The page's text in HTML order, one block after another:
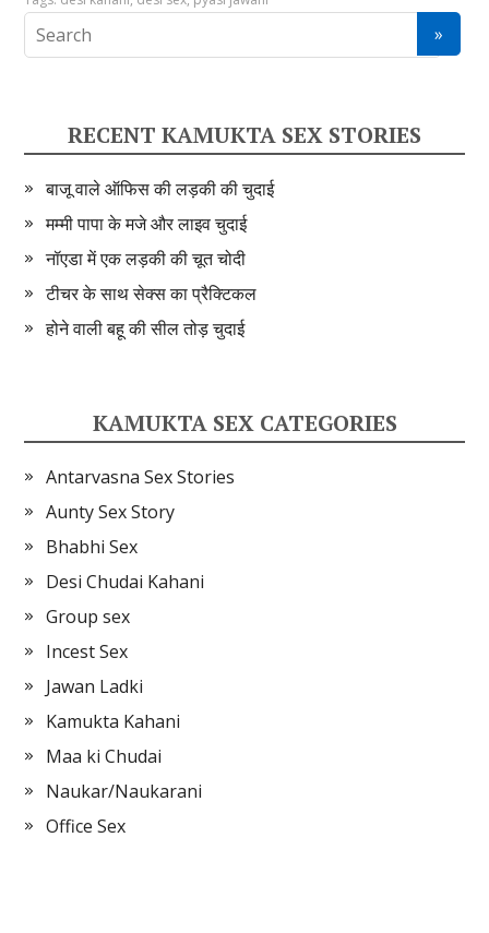
RECENT KAMUKTA SEX STORIES
बाजू वाले ऑफिस की लड़की की चुदाई
मम्मी पापा के मजे और लाइव चुदाई
नॉएडा में एक लड़की की चूत चोदी
टीचर के साथ सेक्स का प्रैक्टिकल
होने वाली बहू की सील तोड़ चुदाई
KAMUKTA SEX CATEGORIES
Antarvasna Sex Stories
Aunty Sex Story
Bhabhi Sex
Desi Chudai Kahani
Group sex
Incest Sex
Jawan Ladki
Kamukta Kahani
Maa ki Chudai
Naukar/Naukarani
Office Sex